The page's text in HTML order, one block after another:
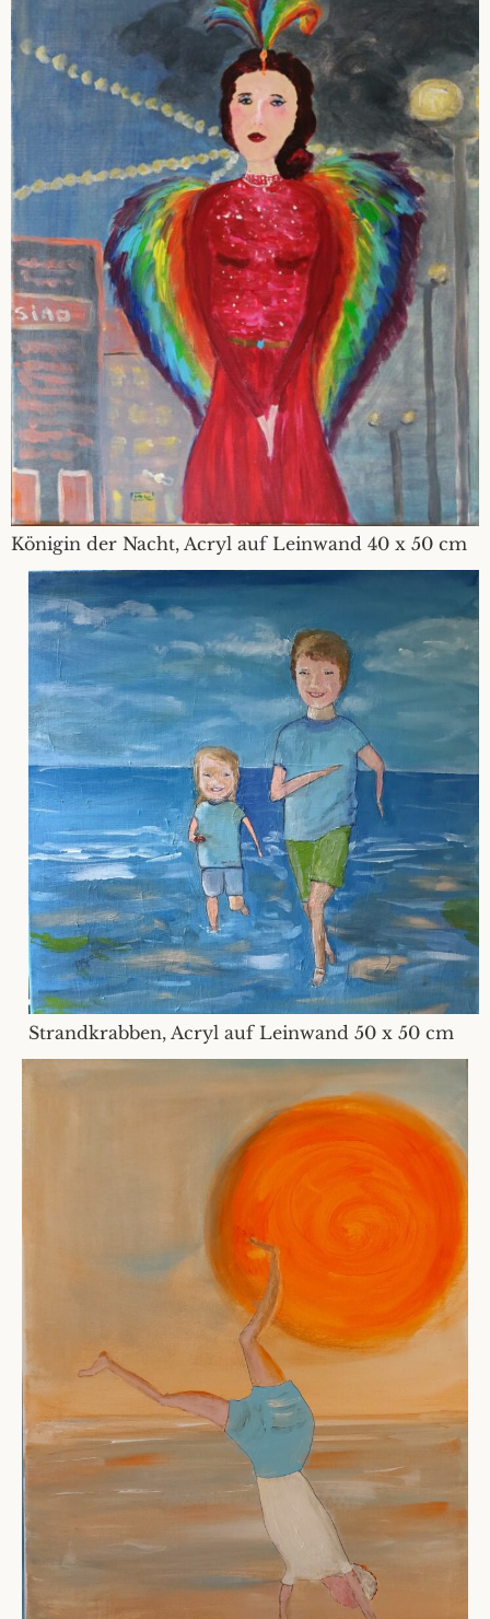
Portraits
Religiöses – Gefühle
Serie: Inklusion
Bilder und Skulpturen in Privatbesitz
Königin der Nacht, Acryl auf Leinwand 40 x 50 cm
Strandkrabben, Acryl auf Leinwand 50 x 50 cm